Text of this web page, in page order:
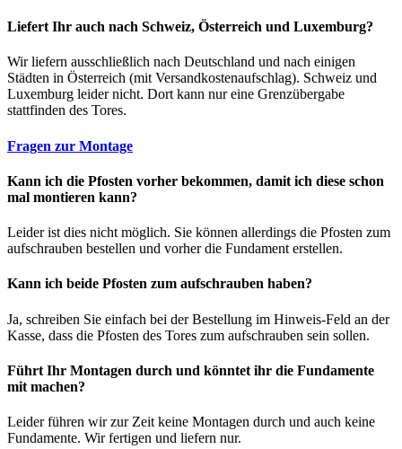
Liefert Ihr auch nach Schweiz, Österreich und Luxemburg?
Wir liefern ausschließlich nach Deutschland und nach einigen
Städten in Österreich (mit Versandkostenaufschlag). Schweiz und
Luxemburg leider nicht. Dort kann nur eine Grenzübergabe
stattfinden des Tores.
Fragen zur Montage
Kann ich die Pfosten vorher bekommen, damit ich diese schon
mal montieren kann?
Leider ist dies nicht möglich. Sie können allerdings die Pfosten zum
aufschrauben bestellen und vorher die Fundament erstellen.
Kann ich beide Pfosten zum aufschrauben haben?
Ja, schreiben Sie einfach bei der Bestellung im Hinweis-Feld an der
Kasse, dass die Pfosten des Tores zum aufschrauben sein sollen.
Führt Ihr Montagen durch und könntet ihr die Fundamente
mit machen?
Leider führen wir zur Zeit keine Montagen durch und auch keine
Fundamente. Wir fertigen und liefern nur.